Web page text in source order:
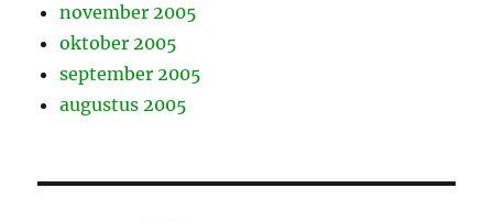
november 2005
oktober 2005
september 2005
augustus 2005